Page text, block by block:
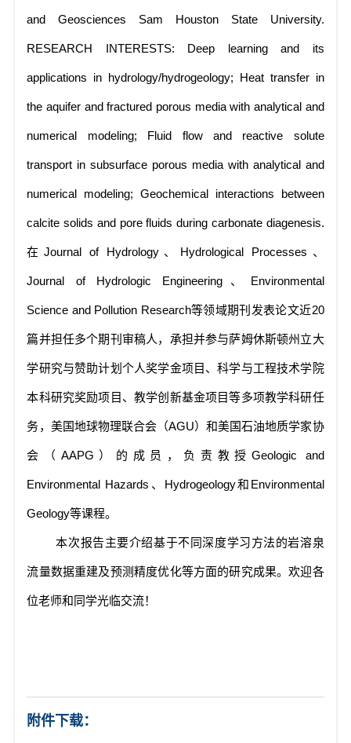
and Geosciences Sam Houston State University.
RESEARCH INTERESTS: Deep learning and its
applications in hydrology/hydrogeology; Heat transfer in
the aquifer and fractured porous media with analytical and
numerical modeling; Fluid flow and reactive solute
transport in subsurface porous media with analytical and
numerical modeling; Geochemical interactions between
calcite solids and pore fluids during carbonate diagenesis.
在 Journal of Hydrology、 Hydrological Processes 、
Journal of Hydrologic Engineering 、 Environmental
Science and Pollution Research等领域期刊发表论文近20
篇并担任多个期刊审稿人，承担并参与萨姆休斯顿州立大
学研究与赞助计划个人奖学金项目、科学与工程技术学院
本科研究奖励项目、教学创新基金项目等多项教学科研任
务，美国地球物理联合会（AGU）和美国石油地质学家协
会（ AAPG ）的成员，负责教授 Geologic and
Environmental Hazards 、 Hydrogeology和 Environmental
Geology等课程。
本次报告主要介绍基于不同深度学习方法的岩溶泉
流量数据重建及预测精度优化等方面的研究成果。欢迎各
位老师和同学光临交流！
附件下载：